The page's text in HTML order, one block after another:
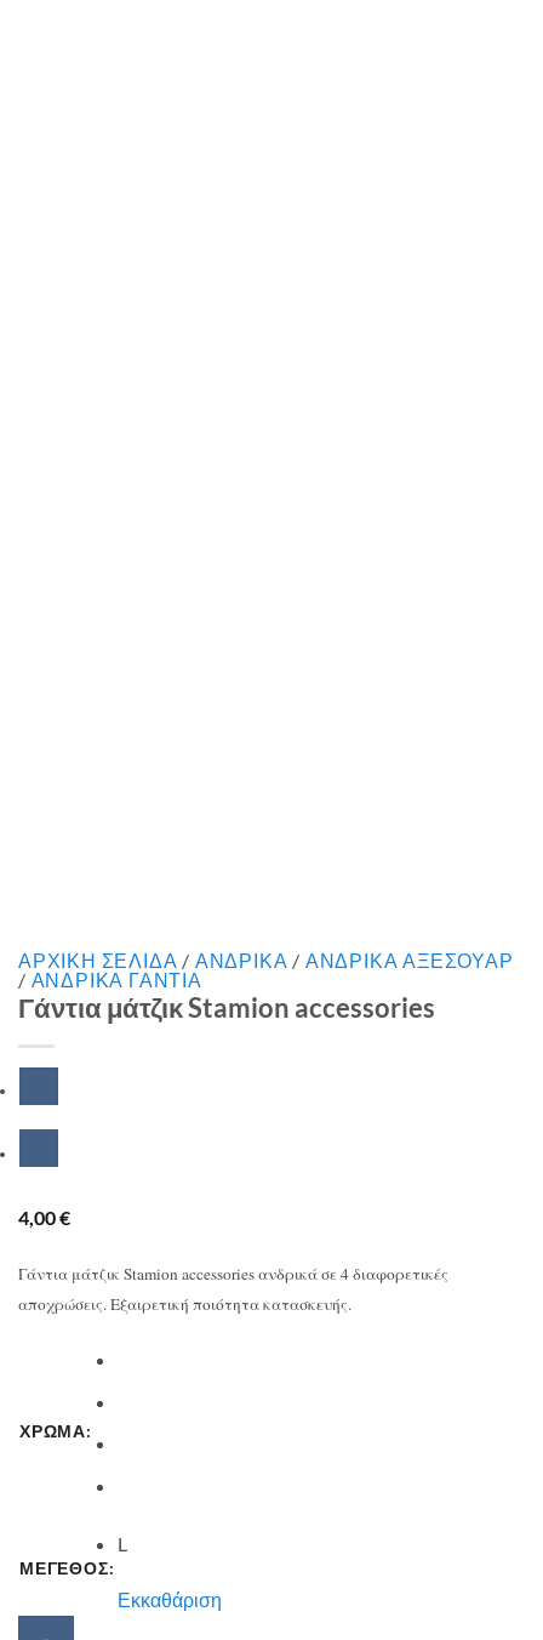
ΑΡΧΙΚΉ ΣΕΛΊΔΑ / ΑΝΔΡΙΚΑ / ΑΝΔΡΙΚΑ ΑΞΕΣΟΥΑΡ
/ ΑΝΔΡΙΚΑ ΓΑΝΤΙΑ
Γάντια μάτζικ Stamion accessories
4,00€
Γάντια μάτζικ Stamion accessories ανδρικά σε 4 διαφορετικές
αποχρώσεις. Εξαιρετική ποιότητα κατασκευής.
ΧΡΩΜΑ:
ΜΕΓΕΘΟΣ:
L
Εκκαθάριση